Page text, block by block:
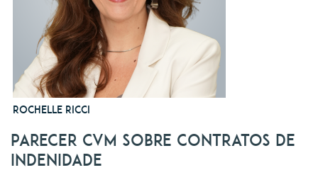
Rochelle Ricci
Parecer CVM sobre Contratos de
Indenidade